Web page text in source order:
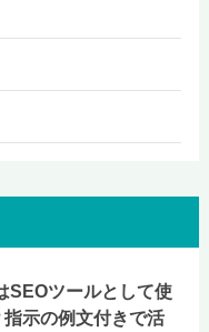
SEOツールとして使
指示の例文付きで活